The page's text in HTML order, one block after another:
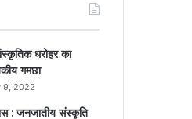
धरोहर का
गमछा
9, 2022
: जनजातीय संस्कृति